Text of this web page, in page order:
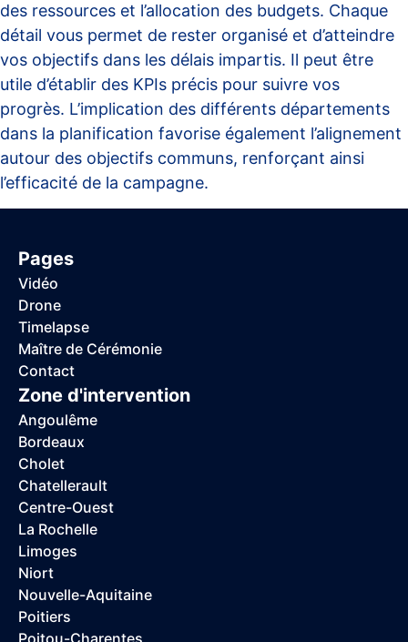
des ressources et l’allocation des budgets. Chaque
détail vous permet de rester organisé et d’atteindre
vos objectifs dans les délais impartis. Il peut être
utile d’établir des KPIs précis pour suivre vos
progrès. L’implication des différents départements
dans la planification favorise également l’alignement
autour des objectifs communs, renforçant ainsi
l’efficacité de la campagne.
Pages
Vidéo
Drone
Timelapse
Maître de Cérémonie
Contact
Zone d'intervention
Angoulême
Bordeaux
Cholet
Chatellerault
Centre-Ouest
La Rochelle
Limoges
Niort
Nouvelle-Aquitaine
Poitiers
Poitou-Charentes